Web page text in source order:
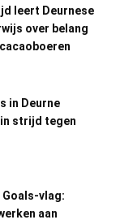
leert Deurnese
over belang
in Deurne
strijd tegen
Goals-vlag:
aan